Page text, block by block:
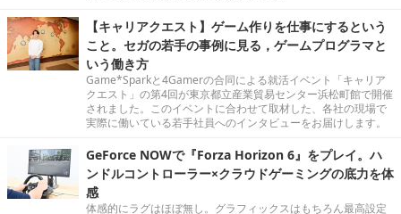
「冒険は楽しいものだ」 ─『FF11』と『ウィザードリ
ィ ヴァリアンツ ダフネ』、"優しくないRPG"の沼にど
っぷり沈んだ4人の話
ふたつの沼の住人たちが語る奥深さとは。
【キャリアクエスト】ゲーム作りを仕事にするという
こと。セガの若手の事例に見る，ゲームプログラマと
Game*Sparkと4Gamerの合同による就活イベント「キャリア
クエスト」の第4回が東京都立産業貿易センター浜松町館で開催
されました。このイベントに合わせて取材した、各社の現場で
実際に働いている若手社員へのインタビューをお届けします。